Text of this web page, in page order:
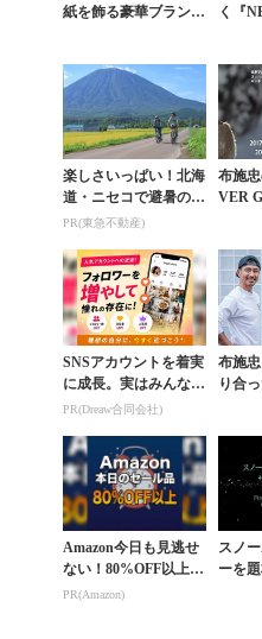
紙を飾る豪華ブランド
く『
楽しさいっぱい！北海
道・ニセコで避暑の夏
旅 絶景とアクティビ
急 グラン・ヒラフ」...
PR(東急不動産)
布施
VER
SNSアカウントを着実
に成長。実はみんなコ
コ使ってます。
PR(Dreaw合同会社)
布施
り合
Amazon今日も見逃せ
ない！80%OFF以上が
続々登場
PR(Amazon)
スノ
ーを